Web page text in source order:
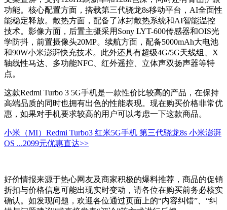
功能。核心配置方面，搭载第三代骁龙8s移动平台，AI全面性
能稳定释放。散热方面，配备了冰封散热系统和AI智能温控
技术。影像方面，后置主摄采用Sony LYT-600传感器和OIS光
学防抖，前置摄像头20MP。续航方面，配备5000mAh大电池
和90W小米澎湃快充技术。此外还具有超级4G/5G天线组、X
轴线性马达、多功能NFC、红外遥控、立体声双扬声器等特
点。
这款Redmi Turbo 3 5G手机是一款性价比较高的产品，在保持
高端品质的同时也拥有出色的性能表现。现在购买价格非常优
惠，如果对手机要求较高的用户可以考虑一下这款商品。
小米（MI）Redmi Turbo3 红米5G手机 第三代骁龙8s 小米澎湃
OS ...2099元优惠直达>>
好价情报来源于热心网友及商家积极的爆料推荐，商品的促销
折扣与价格信息可能出现实时变动，请各位在购买前务必核实
确认。如发现问题，欢迎各位通过页面上的“内容纠错”、“纠